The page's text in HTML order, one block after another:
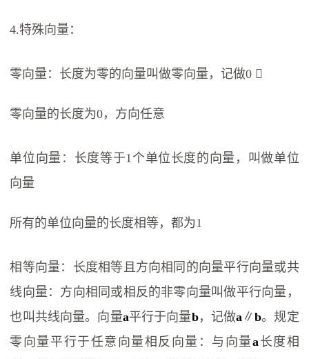
4.特殊向量：
零向量：长度为零的向量叫做零向量，记做0 ⃗
零向量的长度为0，方向任意
单位向量：长度等于1个单位长度的向量，叫做单位
向量
所有的单位向量的长度相等，都为1
相等向量：长度相等且方向相同的向量平行向量或共
线向量：方向相同或相反的非零向量叫做平行向量，
也叫共线向量。向量a平行于向量b，记做a ∥b。规定
零向量平行于任意向量相反向量：与向量a长度相